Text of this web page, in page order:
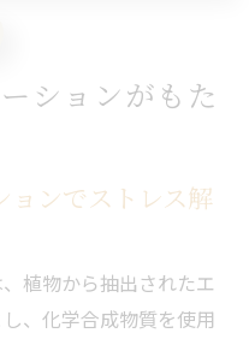
ションがもた
ョンでストレス解
植物から抽出されたエ
、化学合成物質を使用
円OFFさせて頂きます！